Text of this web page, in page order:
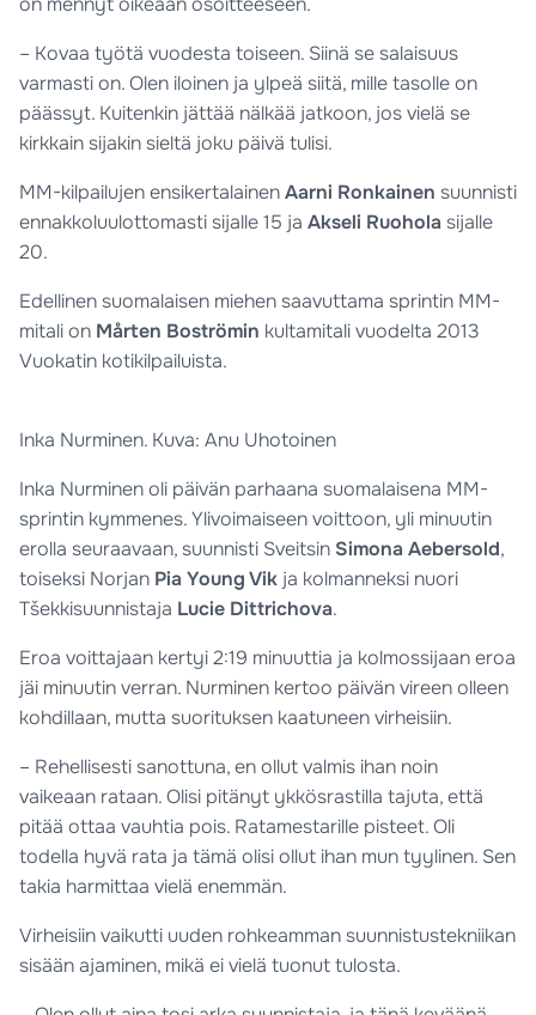
– Kovaa työtä vuodesta toiseen. Siinä se salaisuus
varmasti on. Olen iloinen ja ylpeä siitä, mille tasolle on
päässyt. Kuitenkin jättää nälkää jatkoon, jos vielä se
kirkkain sijakin sieltä joku päivä tulisi.
MM-kilpailujen ensikertalainenAarni Ronkainen suunnisti
ennakkoluulottomasti sijalle 15 ja Akseli Ruohola sijalle
20.
Edellinen suomalaisen miehen saavuttama sprintin MM-
mitali on Mårten Boströmin kultamitali vuodelta 2013
Vuokatin kotikilpailuista.
Inka Nurminen. Kuva: Anu Uhotoinen
Inka Nurminen oli päivän parhaana suomalaisena MM-
sprintin kymmenes. Ylivoimaiseen voittoon, yli minuutin
erolla seuraavaan, suunnisti Sveitsin Simona Aebersold,
toiseksi Norjan Pia Young Vik ja kolmanneksi nuori
Tšekkisuunnistaja Lucie Dittrichova.
Eroa voittajaan kertyi 2:19 minuuttia ja kolmossijaan eroa
jäi minuutin verran. Nurminen kertoo päivän vireen olleen
kohdillaan, mutta suorituksen kaatuneen virheisiin.
– Rehellisesti sanottuna, en ollut valmis ihan noin
vaikeaan rataan. Olisi pitänyt ykkösrastilla tajuta, että
pitää ottaa vauhtia pois. Ratamestarille pisteet. Oli
todella hyvä rata ja tämä olisi ollut ihan mun tyylinen. Sen
takia harmittaa vielä enemmän.
Virheisiin vaikutti uuden rohkeamman suunnistustekniikan
sisään ajaminen, mikä ei vielä tuonut tulosta.